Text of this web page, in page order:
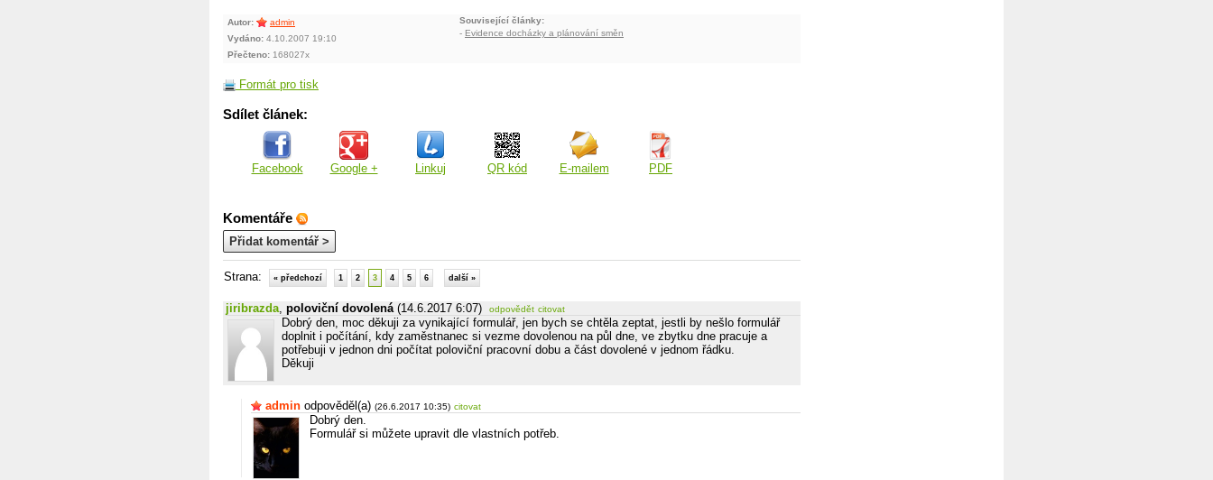
Autor:
admin
Vydáno: 4.10.2007 19:10
Přečteno: 168027x
Související články:
- Evidence docházky a plánování směn
Formát pro tisk
Sdílet článek:
Facebook Google + Linkuj QR kód E-mailem PDF
Komentáře
Přidat komentář >
Strana: « předchozí 1 2 3 4 5 6 další »
jiribrazda, poloviční dovolená (14.6.2017 6:07) odpovědět citovat
Dobrý den, moc děkuji za vynikající formulář, jen bych se chtěla zeptat, jestli by nešlo formulář
doplnit i počítání, kdy zaměstnanec si vezme dovolenou na půl dne, ve zbytku dne pracuje a
potřebuji v jednon dni počítat poloviční pracovní dobu a část dovolené v jednom řádku.
Děkuji
admin odpověděl(a) (26.6.2017 10:35) citovat
Dobrý den.
Formulář si můžete upravit dle vlastních potřeb.